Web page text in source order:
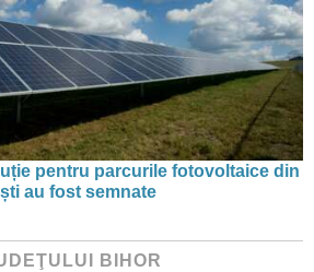
pentru parcurile fotovoltaice din
au fost semnate
BIHOR